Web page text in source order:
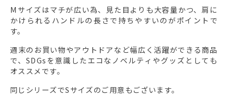
Mサイズはマチが広い為、見た目よりも大容量かつ、肩に
かけられるハンドルの長さで持ちやすいのがポイントで
す。
週末のお買い物やアウトドアなど幅広く活躍ができる商品
で、SDGsを意識したエコなノベルティやグッズとしても
オススメです。
同じシリーズでSサイズのご用意もございます。